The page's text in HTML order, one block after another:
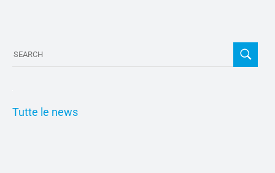
Tutte le news